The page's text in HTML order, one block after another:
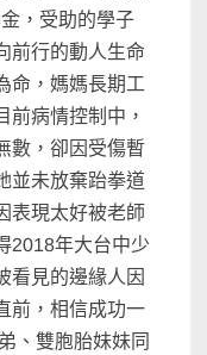
，受助的學子
前行的動人生命
命，媽媽長期工
前病情控制中，
數，卻因受傷暫
並未放棄跆拳道
表現太好被老師
2018年大台中少
看見的邊緣人因
前，相信成功一
、雙胞胎妹妹同